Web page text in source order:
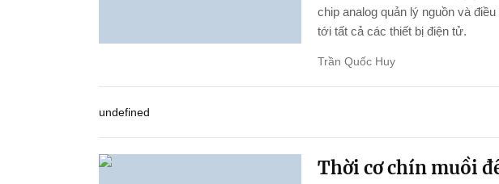
chip analog quản lý nguồn và
tới tất cả các thiết bị điện tử.
Trần Quốc Huy
undefined
Thời cơ chín muồi